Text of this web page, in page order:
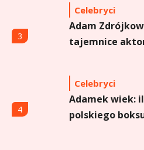
3
Celebryci
Adam
tajemnice
4
Celebryci
Adamek wiek:
polskiego